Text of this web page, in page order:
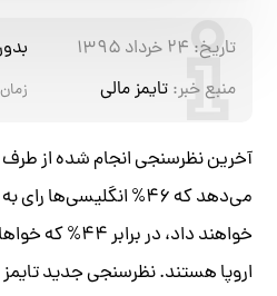
تاریخ: ۲۴ خرداد ۱۳۹۵
منبع خبر: تایمز مالی
آخرین نظرسنجی انجام شده از طرف
می‌دهد که ۴۶% انگلیسی‌ها
خواهند داد، در
اروپا هستند. نظرسنجی جدید